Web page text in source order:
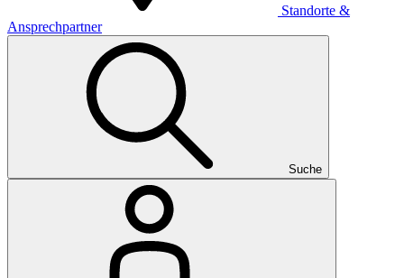
Standorte &
Ansprechpartner
Suche